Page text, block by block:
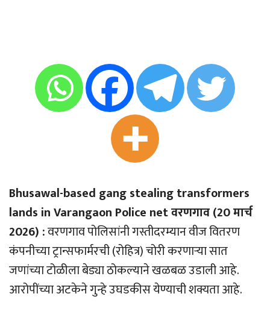
Bhusawal-based gang stealing transformers
lands in Varangaon Police net वरणगाव (20 मार्च
2026) :वरणगाव पोलिसांनी गस्तीदरम्यान वीज वितरण
कंपनीच्या ट्रान्सफार्मरची (रोहित्र) चोरी करणार्‍या सात
जणांच्या टोळीला बेड्या ठोकल्याने खळबळ उडाली आहे.
आरोपींच्या अटकेने गुन्हे उघडकीस येण्याची शक्यता आहे.